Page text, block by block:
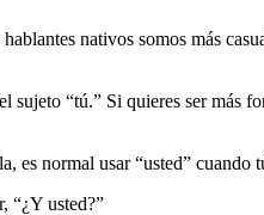
nativos somos más
sujeto “tú.” Si quieres ser más
es normal usar “usted” cuando
“¿Y usted?”